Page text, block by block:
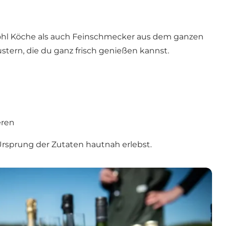
Köche als auch Feinschmecker aus dem ganzen
die du ganz frisch genießen kannst.
der Zutaten hautnah erlebst.